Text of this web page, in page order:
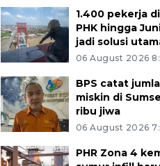
1.400 pekerja
PHK hingga
jadi solusi
06 August 2026
BPS catat
miskin di
ribu jiwa
06 August 2026
PHR Zona 4